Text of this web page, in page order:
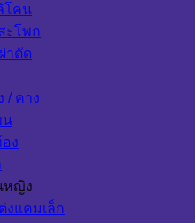
โคน
ะโพก
าตัด
/ คาง
น
ง
หญิง
งแคมเล็ก